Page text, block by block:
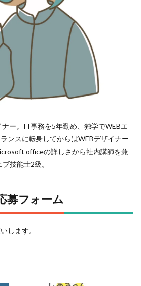
ー。IT事務を5年勤め、独学でWEBエ
ンスに転身してからはWEBデザイナー
officeの詳しさから社内講師を兼
技能士2級。
募フォーム
します。